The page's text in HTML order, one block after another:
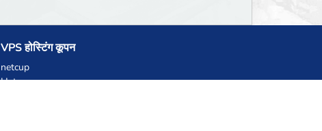
VPS होस्टिंग कूपन
netcup
Hetzner